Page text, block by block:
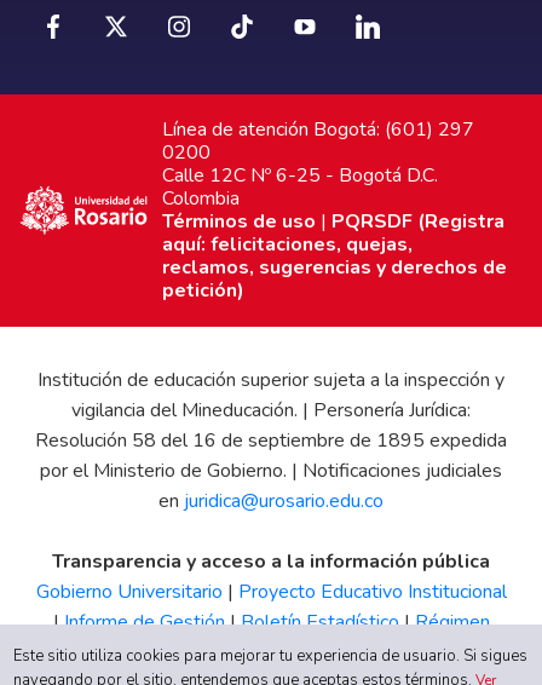
Línea de atención Bogotá: (601) 297
0200
Calle 12C Nº 6-25 - Bogotá D.C.
Colombia
Términos de uso | PQRSDF (Registra
aquí: felicitaciones, quejas,
reclamos, sugerencias y derechos de
petición)
Institución de educación superior sujeta a la inspección y
vigilancia del Mineducación. | Personería Jurídica:
Resolución 58 del 16 de septiembre de 1895 expedida
por el Ministerio de Gobierno. | Notificaciones judiciales
en juridica@urosario.edu.co
Transparencia y acceso a la información pública
Gobierno Universitario | Proyecto Educativo Institucional
|Informe de Gestión|Boletín Estadístico|Régimen
Tributario|Estados Financieros |Código de Ética| Canal
Este sitio utiliza cookies para mejorar tu experiencia de usuario. Si sigues
navegando por el sitio, entendemos que aceptas estos términos.Ver